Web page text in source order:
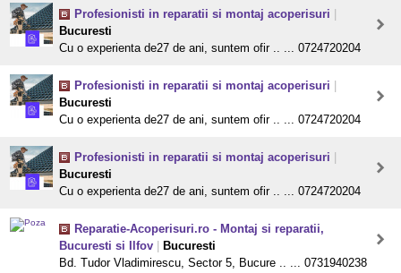
Profesionisti in reparatii si montaj acoperisuri
Bucuresti
Cu o experienta de27 de ani, suntem ofir .. ... 0724720204
Profesionisti in reparatii si montaj acoperisuri
Bucuresti
Cu o experienta de27 de ani, suntem ofir .. ... 0724720204
Profesionisti in reparatii si montaj acoperisuri
Bucuresti
Cu o experienta de27 de ani, suntem ofir .. ... 0724720204
Reparatie-Acoperisuri.ro - Montaj si reparatii,
Bucuresti si Ilfov
Bucuresti
Bd. Tudor Vladimirescu, Sector 5, Bucure .. ... 0731940238